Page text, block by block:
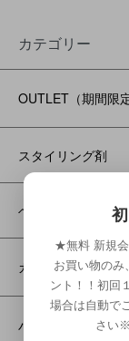
カテゴリー
OUTLET（期間限
スタイリング剤
ヘアケア
カラー剤
パーマ剤
★無料 新規
お買い物のみ
ント！！初回
場合は自動で
さい